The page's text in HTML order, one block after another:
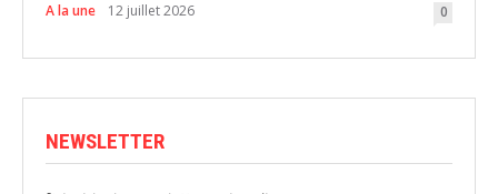
A la une 12 juillet 2026 0
NEWSLETTER